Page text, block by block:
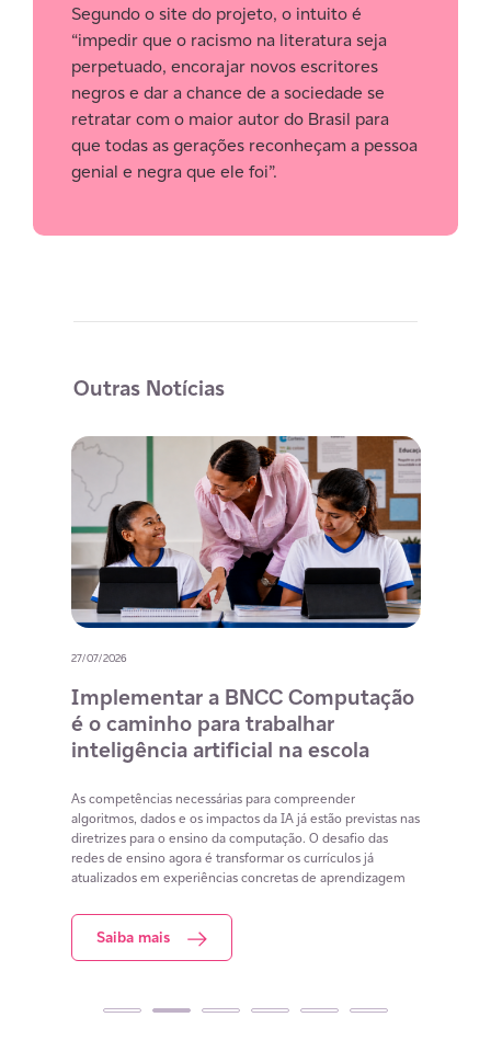
Segundo o site do projeto, o intuito é
“impedir que o racismo na literatura seja
perpetuado, encorajar novos escritores
negros e dar a chance de a sociedade se
retratar com o maior autor do Brasil para
que todas as gerações reconheçam a pessoa
genial e negra que ele foi”.
Outras Notícias
27/07/2026
Implementar a BNCC Computação
é o caminho para trabalhar
inteligência artificial na escola
As competências necessárias para compreender
algoritmos, dados e os impactos da IA já estão previstas nas
diretrizes para o ensino da computação. O desafio das
redes de ensino agora é transformar os currículos já
atualizados em experiências concretas de aprendizagem
Saiba mais